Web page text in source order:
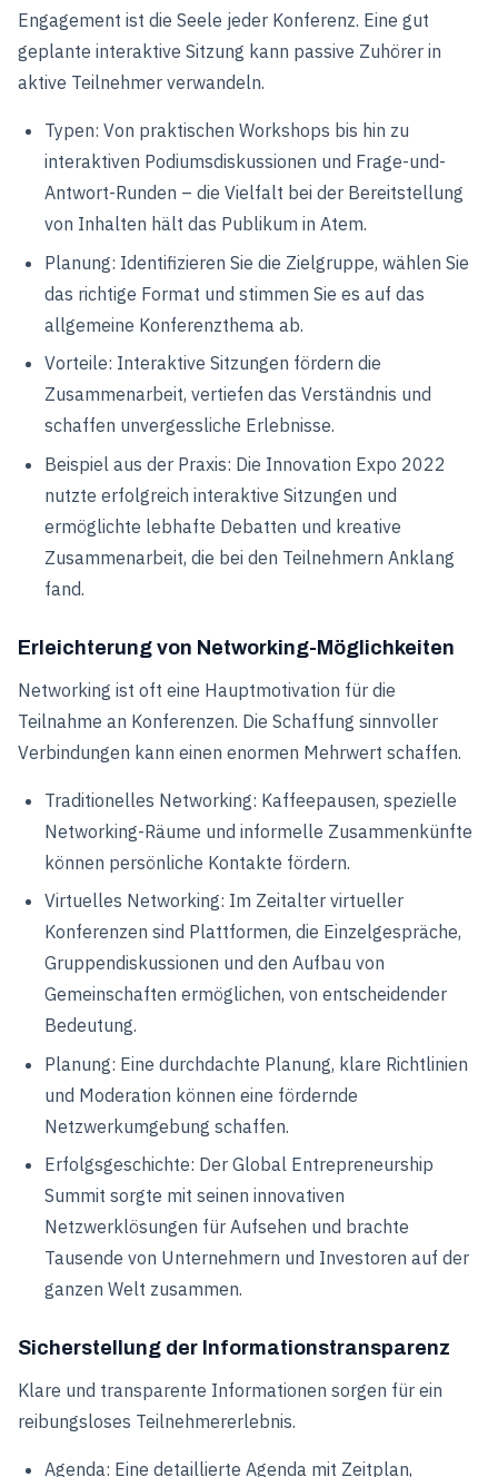
Engagement ist die Seele jeder Konferenz. Eine gut
geplante interaktive Sitzung kann passive Zuhörer in
aktive Teilnehmer verwandeln.
Typen: Von praktischen Workshops bis hin zu
interaktiven Podiumsdiskussionen und Frage-und-
Antwort-Runden – die Vielfalt bei der Bereitstellung
von Inhalten hält das Publikum in Atem.
Planung: Identifizieren Sie die Zielgruppe, wählen Sie
das richtige Format und stimmen Sie es auf das
allgemeine Konferenzthema ab.
Vorteile: Interaktive Sitzungen fördern die
Zusammenarbeit, vertiefen das Verständnis und
schaffen unvergessliche Erlebnisse.
Beispiel aus der Praxis: Die Innovation Expo 2022
nutzte erfolgreich interaktive Sitzungen und
ermöglichte lebhafte Debatten und kreative
Zusammenarbeit, die bei den Teilnehmern Anklang
fand.
Erleichterung von Networking-Möglichkeiten
Networking ist oft eine Hauptmotivation für die
Teilnahme an Konferenzen. Die Schaffung sinnvoller
Verbindungen kann einen enormen Mehrwert schaffen.
Traditionelles Networking: Kaffeepausen, spezielle
Networking-Räume und informelle Zusammenkünfte
können persönliche Kontakte fördern.
Virtuelles Networking: Im Zeitalter virtueller
Konferenzen sind Plattformen, die Einzelgespräche,
Gruppendiskussionen und den Aufbau von
Gemeinschaften ermöglichen, von entscheidender
Bedeutung.
Planung: Eine durchdachte Planung, klare Richtlinien
und Moderation können eine fördernde
Netzwerkumgebung schaffen.
Erfolgsgeschichte: Der Global Entrepreneurship
Summit sorgte mit seinen innovativen
Netzwerklösungen für Aufsehen und brachte
Tausende von Unternehmern und Investoren auf der
ganzen Welt zusammen.
Sicherstellung der Informationstransparenz
Klare und transparente Informationen sorgen für ein
reibungsloses Teilnehmererlebnis.
Agenda: Eine detaillierte Agenda mit Zeitplan,